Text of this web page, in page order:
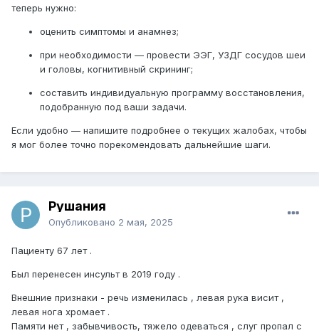
теперь нужно:
оценить симптомы и анамнез;
при необходимости — провести ЭЭГ, УЗДГ сосудов шеи
и головы, когнитивный скрининг;
составить индивидуальную программу восстановления,
подобранную под ваши задачи.
Если удобно — напишите подробнее о текущих жалобах, чтобы
я мог более точно порекомендовать дальнейшие шаги.
Рушания
Опубликовано 2 мая, 2025
Пациенту 67 лет .
Был перенесен инсульт в 2019 году .
Внешние признаки - речь изменилась , левая рука висит ,
левая нога хромает .
Памяти нет , забывчивость, тяжело одеваться , слуг пропал с